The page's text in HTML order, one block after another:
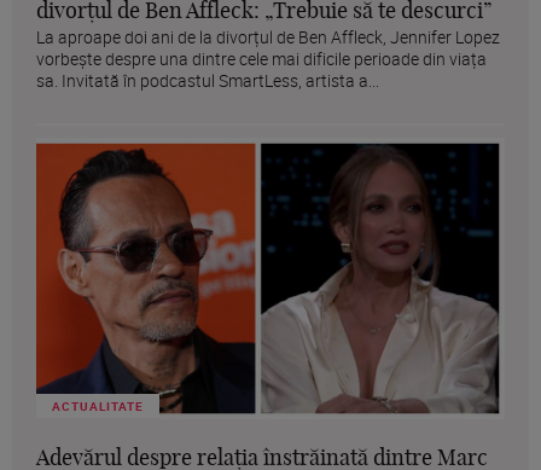
divorțul de Ben Affleck: „Trebuie să te descurci”
La aproape doi ani de la divorțul de Ben Affleck, Jennifer Lopez
vorbește despre una dintre cele mai dificile perioade din viața
sa. Invitată în podcastul SmartLess, artista a...
ACTUALITATE
Adevărul despre relația înstrăinată dintre Marc